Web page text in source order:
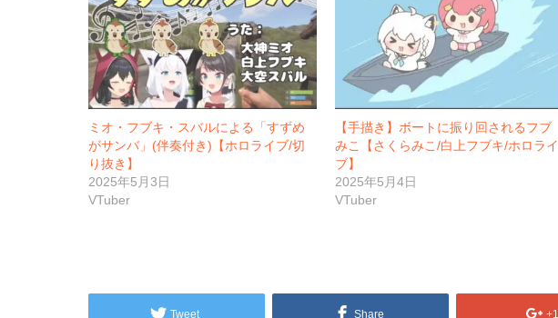
ミオ・フブキ・スバルによる「すずめ
がサンバ」(伴奏付き)【ホロライブ/切
り抜き】
2025年5月3日
VTuber
【手描き】ボートに振り回されるフブ
みこ【さくらみこ/白上フブキ/ホロライ
ブ】
2025年5月4日
VTuber
Tweet Share +1